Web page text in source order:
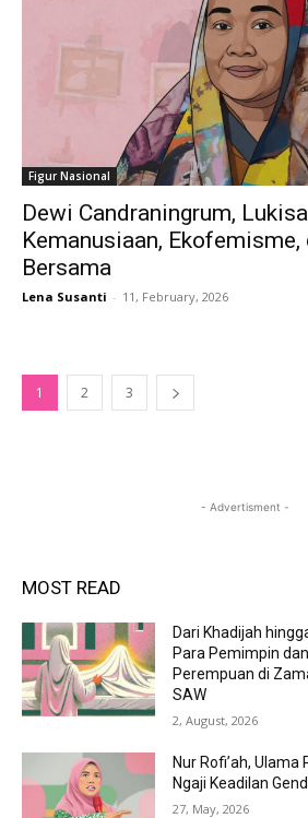
Figur Nasional
Dewi Candraningrum,
Kemanusiaan, Ekofemisme,
Bersama
Lena Susanti - 11, February, 2026
1 2 3
- Advertisment -
MOST READ
Dari Khadijah
Para Pemimpin
Perempuan di
SAW
2, August, 2026
Nur Rofi’ah,
Ngaji Keadilan
27, May, 2026